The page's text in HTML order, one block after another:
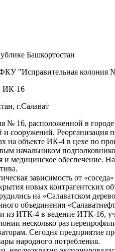
Башкортостан
"Исправительная колония
ИК-16
г.Салават
16, расположенной в городе
сооружений. Реорганизация
на объекте ИК-4 в цехе по
начальником
и медицинское
зависимость от
новых контрагентских
на «Салаватском
объединения
из ИТК-4 в ведение ИТК-16,
несколько раз
Сегодня
народного потребления.